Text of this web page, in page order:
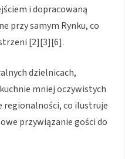
i dopracowaną
przy samym Rynku, co
[2][3][6].
dzielnicach,
mniej oczywistych
co ilustruje
przywiązanie gości do